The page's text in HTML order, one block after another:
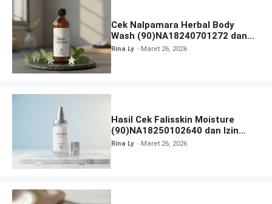
Cek Nalpamara Herbal Body
Wash (90)NA18240701272 dan
Izin Bpom
Rina Ly Maret 26, 2026
Hasil Cek Falisskin Moisture
(90)NA18250102640 dan Izin
BPOM
Rina Ly Maret 26, 2026